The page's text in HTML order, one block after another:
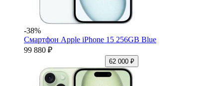
-38%
Смартфон Apple iPhone 15 256GB Blue
99 880 ₽
62 000 ₽